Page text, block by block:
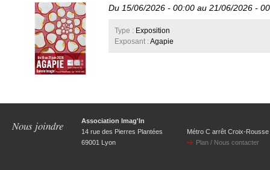
Du 15/06/2026 - 00:00 au 21/06/2026 -
Type : Exposition
Exposant :Agapie
Nous joindre
Association Imag'In
14 rue des Pierres Plantées
69001 Lyon
Métro C arrêt Croix-Rousse
Plan / Nous contacter